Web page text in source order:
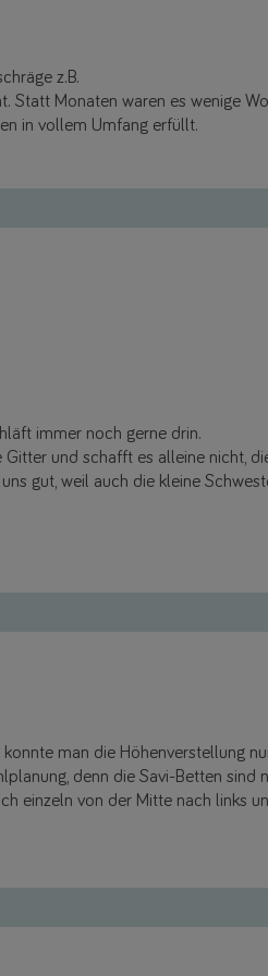
z.B.
Monaten waren es wenige
in vollem Umfang erfüllt.
immer noch gerne drin.
und schafft es alleine nicht,
gut, weil auch die kleine
man die Höhenverstellung
denn die Savi-Betten sind
einzeln von der Mitte nach links